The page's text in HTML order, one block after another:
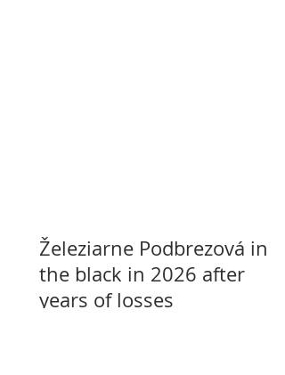
Železiarne Podbrezová in
the black in 2026 after
years of losses